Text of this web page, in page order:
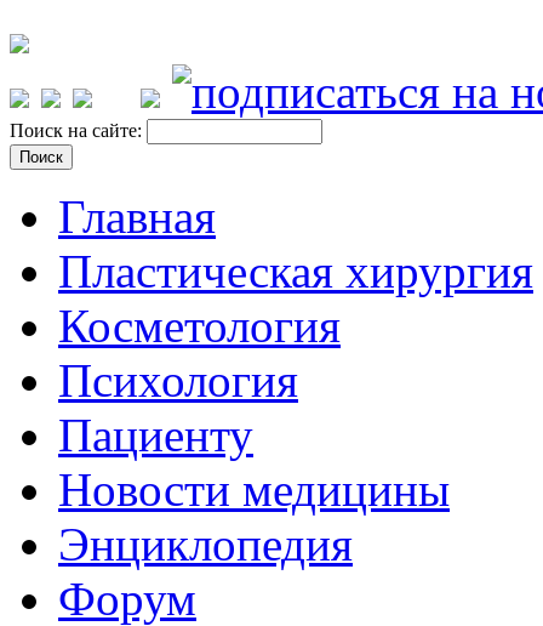
Поиск на сайте:
Главная
Пластическая хирургия
Косметология
Психология
Пациенту
Новости медицины
Энциклопедия
Форум